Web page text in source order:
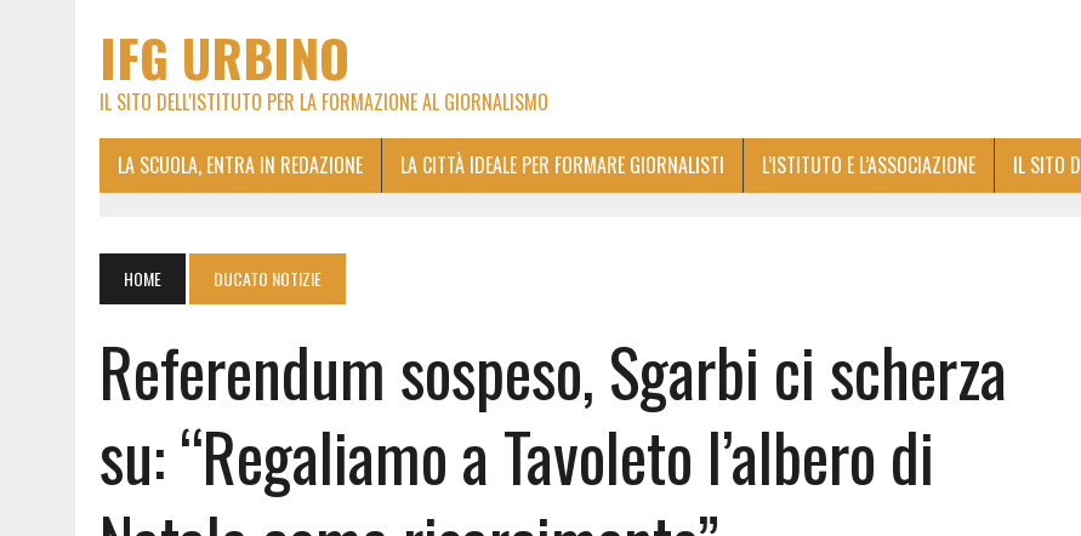
IFG URBINO
IL SITO DELL'ISTITUTO PER LA FORMAZIONE AL GIORNALISMO
LA SCUOLA, ENTRA IN REDAZIONE LA CITTÀ IDEALE PER FORMARE GIORNALISTI L’ISTITUTO E L’ASSOCIAZIONE IL SITO
HOME DUCATO NOTIZIE
Referendum sospeso, Sgarbi ci scherza
su: “Regaliamo a Tavoleto l’albero di